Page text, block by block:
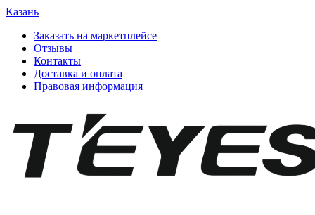
Казань
Заказать на маркетплейсе
Отзывы
Контакты
Доставка и оплата
Правовая информация